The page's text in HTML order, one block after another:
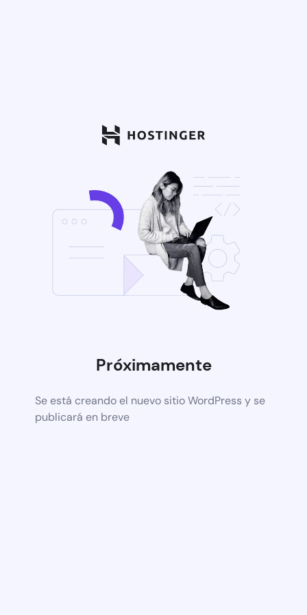
Próximamente
Se está creando el nuevo sitio WordPress y se
publicará en breve